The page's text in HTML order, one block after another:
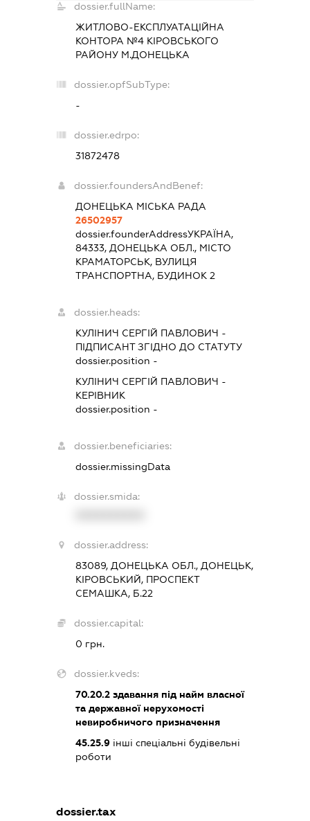
dossier.fullName:
ЖИТЛОВО-ЕКСПЛУАТАЦІЙНА
КОНТОРА №4 КІРОВСЬКОГО
РАЙОНУ М.ДОНЕЦЬКА
dossier.opfSubType:
-
dossier.edrpo:
31872478
dossier.foundersAndBenef:
ДОНЕЦЬКА МІСЬКА РАДА
26502957
dossier.founderAddressУКРАЇНА,
84333, ДОНЕЦЬКА ОБЛ., МІСТО
КРАМАТОРСЬК, ВУЛИЦЯ
ТРАНСПОРТНА, БУДИНОК 2
dossier.heads:
КУЛІНИЧ СЕРГІЙ ПАВЛОВИЧ -
ПІДПИСАНТЗГІДНО ДО СТАТУТУ
dossier.position -
КУЛІНИЧ СЕРГІЙ ПАВЛОВИЧ -
КЕРІВНИК
dossier.position -
dossier.beneficiaries:
dossier.missingData
dossier.smida:
dossier.address:
83089, ДОНЕЦЬКА ОБЛ., ДОНЕЦЬК,
КІРОВСЬКИЙ, ПРОСПЕКТ
СЕМАШКА, Б.22
dossier.capital:
0 грн.
dossier.kveds:
70.20.2 здавання під найм власної
та державної нерухомості
невиробничого призначення
45.25.9 інші спеціальні будівельні
роботи
dossier.tax